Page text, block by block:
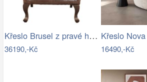
Křeslo Brusel z pravé hovězí kůže Brown
36190,-Kč 16490,-Kč